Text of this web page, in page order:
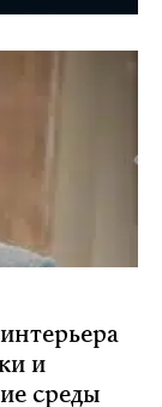
и
среды